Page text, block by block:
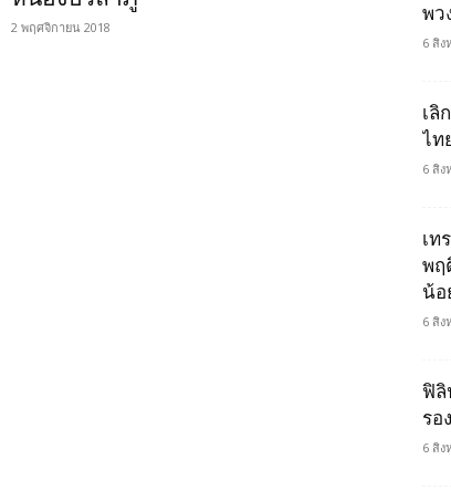
2 พฤศจิกายน 2018
พว
6 สิง
เลิ
ไท
6 สิง
เท
พฤ
น้อ
6 สิง
ฟิลิ
รอ
6 สิง